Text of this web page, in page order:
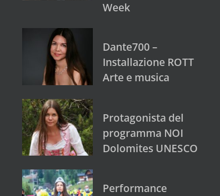
Week
Dante700 –
Installazione ROTT
Arte e musica
Protagonista del
programma NOI
Dolomites UNESCO
Performance